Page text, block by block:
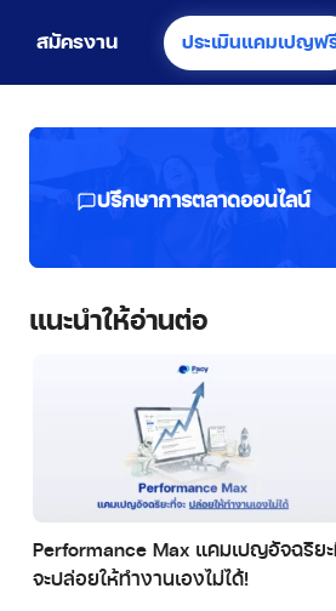
สมัครงาน ประเมินแคมเปญฟ
ปรึกษาการตลาดออนไลน์
แนะนำให้อ่านต่อ
Performance Max แคมเปญอัจฉริย
จะปล่อยให้ทำงานเองไม่ได้!